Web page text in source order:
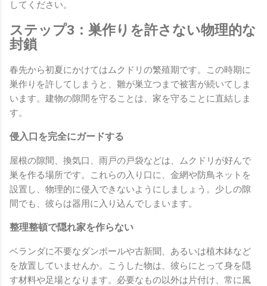
してください。
ステップ3：巣作りを許さない物理的な
封鎖
春先から初夏にかけてはムクドリの繁殖期です。この時期に
巣作りを許してしまうと、雛が巣立つまで被害が続いてしま
います。建物の隙間を守ることは、家を守ることに直結しま
す。
侵入口を完全にガードする
屋根の隙間、換気口、雨戸の戸袋などは、ムクドリが好んで
巣を作る場所です。これらの入り口に、金網や防鳥ネットを
設置し、物理的に侵入できないようにしましょう。少しの隙
間でも、彼らは器用に入り込んでしまいます。
整理整頓で隠れ家を作らない
ベランダに不要なダンボールや古新聞、あるいは植木鉢など
を放置していませんか。こうした物は、彼らにとって身を隠
す材料や足場となります。必要なもの以外は片付け、常に風